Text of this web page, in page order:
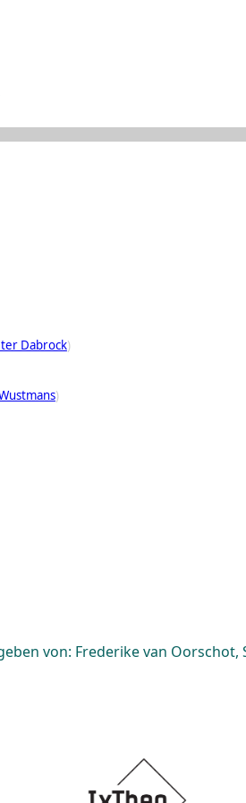
Dabrock)
)
von: Frederike van Oorschot,